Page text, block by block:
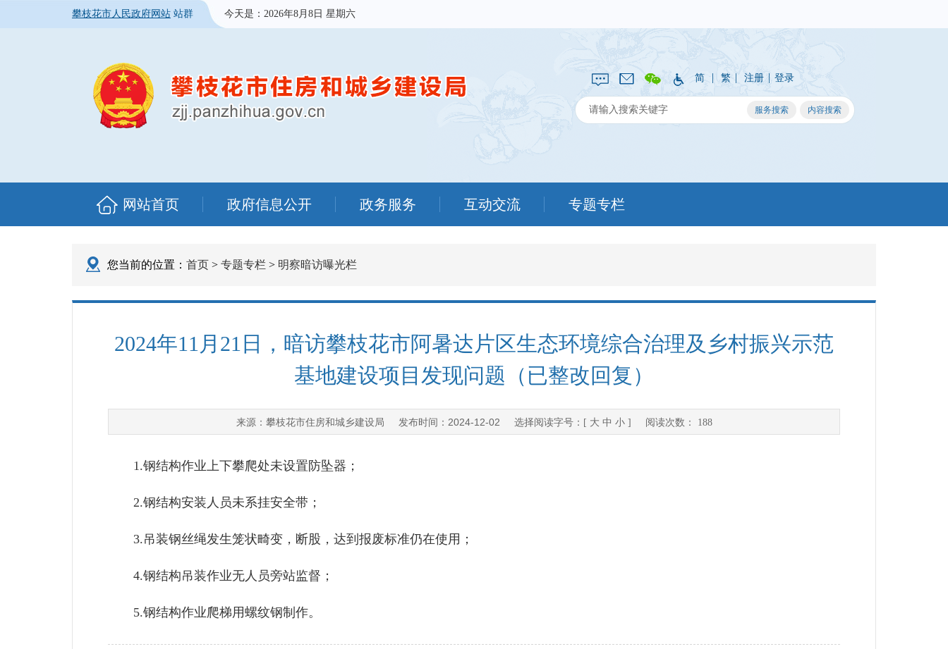
攀枝花市人民政府网站 站群 今天是： 2026年8月8日 星期六
简 | 繁 | 注册 | 登录
网站首页 政府信息公开 政务服务 互动交流 专题专栏
您当前的位置： 首页 > 专题专栏 > 明察暗访曝光栏
2024年11月21日，暗访攀枝花市阿暑达片区生态环境综合治理及乡村振兴示范
基地建设项目发现问题（已整改回复）
来源： 攀枝花市住房和城乡建设局 发布时间： 2024-12-02 选择阅读字号：[ 大 中 小] 阅读次数： 188
1.钢结构作业上下攀爬处未设置防坠器；
2.钢结构安装人员未系挂安全带；
3.吊装钢丝绳发生笼状畸变，断股，达到报废标准仍在使用；
4.钢结构吊装作业无人员旁站监督；
5.钢结构作业爬梯用螺纹钢制作。